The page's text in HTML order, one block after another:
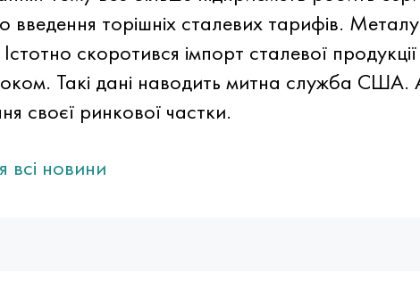
введення торішніх сталевих тарифів.
скоротився імпорт сталевої
Такі дані наводить митна служба США.
своєї ринкової частки.
всі новини